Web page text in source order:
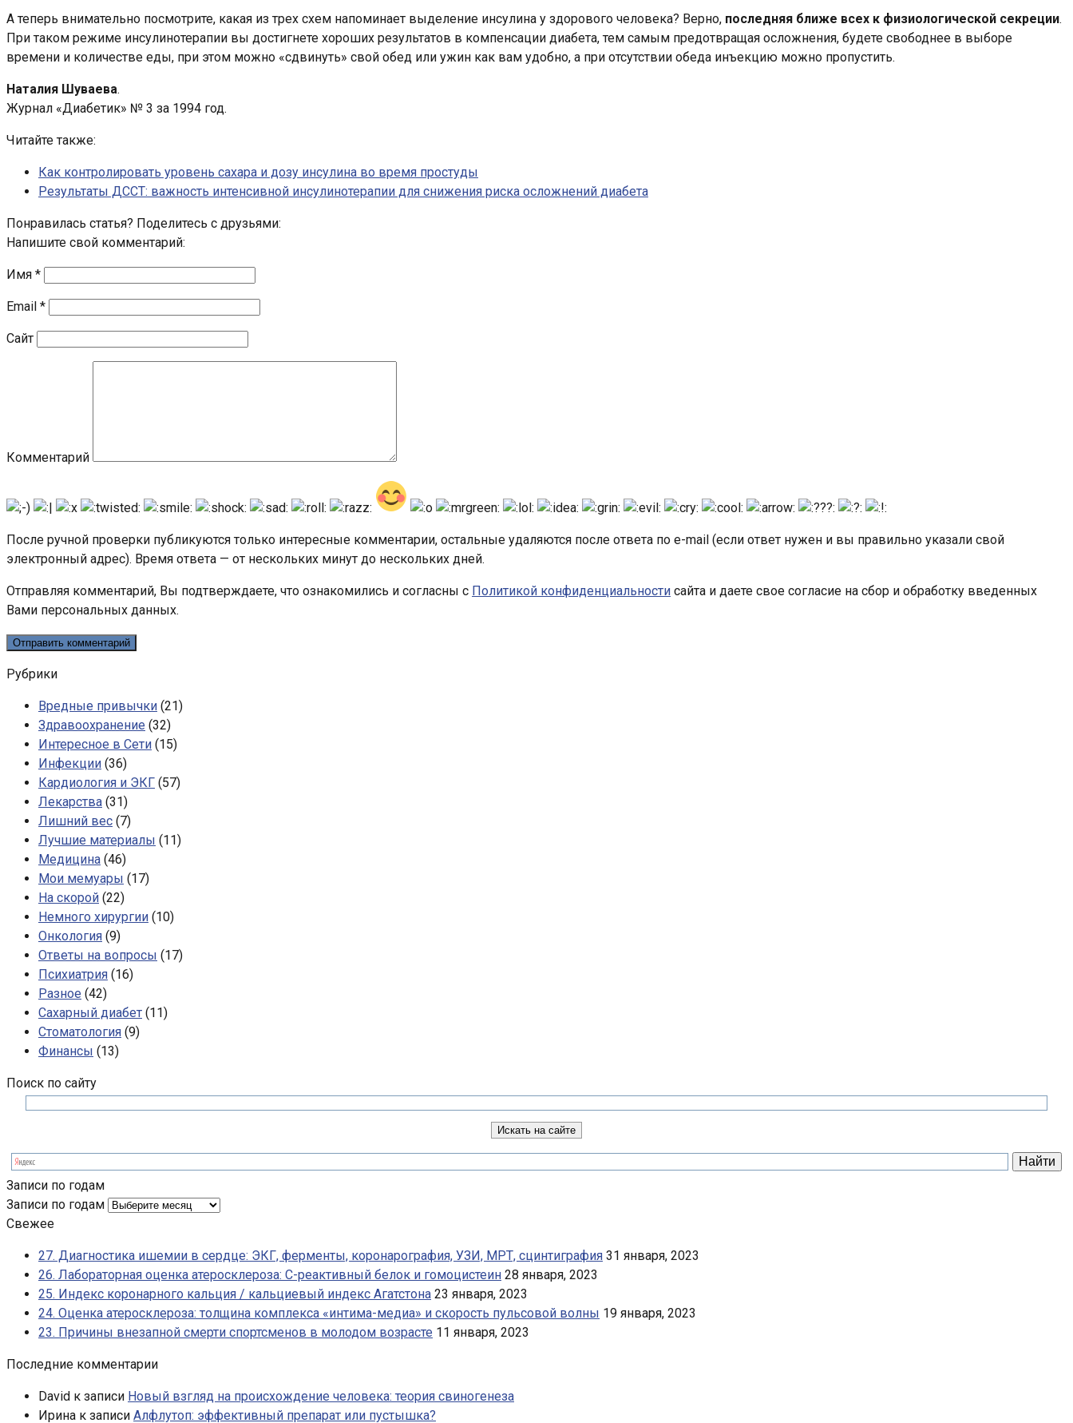
А теперь внимательно посмотрите, какая из трех схем напоминает выделение инсулина у здорового человека? Верно, последняя ближе всех к физиологической секреции.
При таком режиме инсулинотерапии вы достигнете хороших результатов в компенсации диабета, тем самым предотвращая осложнения, будете свободнее в выборе
времени и количестве еды, при этом можно «сдвинуть» свой обед или ужин как вам удобно, а при отсутствии обеда инъекцию можно пропустить.
Наталия Шуваева.
Журнал «Диабетик» № 3 за 1994 год.
Читайте также:
Как контролировать уровень сахара и дозу инсулина во время простуды
Результаты ДССТ: важность интенсивной инсулинотерапии для снижения риска осложнений диабета
Понравилась статья? Поделитесь с друзьями:
Напишите свой комментарий:
Имя *
Email *
Сайт
Комментарий
После ручной проверки публикуются только интересные комментарии, остальные удаляются после ответа по e-mail (если ответ нужен и вы правильно указали свой
электронный адрес). Время ответа — от нескольких минут до нескольких дней.
Отправляя комментарий, Вы подтверждаете, что ознакомились и согласны с Политикой конфиденциальности сайта и даете свое согласие на сбор и обработку введенных
Вами персональных данных.
Рубрики
Вредные привычки (21)
Здравоохранение (32)
Интересное в Сети (15)
Инфекции (36)
Кардиология и ЭКГ (57)
Лекарства (31)
Лишний вес (7)
Лучшие материалы (11)
Медицина (46)
Мои мемуары (17)
На скорой (22)
Немного хирургии (10)
Онкология (9)
Ответы на вопросы (17)
Психиатрия (16)
Разное (42)
Сахарный диабет (11)
Стоматология (9)
Финансы (13)
Поиск по сайту
Записи по годам
Записи по годам
Свежее
27. Диагностика ишемии в сердце: ЭКГ, ферменты, коронарография, УЗИ, МРТ, сцинтиграфия 31 января, 2023
26. Лабораторная оценка атеросклероза: С-реактивный белок и гомоцистеин 28 января, 2023
25. Индекс коронарного кальция / кальциевый индекс Агатстона 23 января, 2023
24. Оценка атеросклероза: толщина комплекса «интима-медиа» и скорость пульсовой волны 19 января, 2023
23. Причины внезапной смерти спортсменов в молодом возрасте 11 января, 2023
Последние комментарии
David к записи Новый взгляд на происхождение человека: теория свиногенеза
Ирина к записи Алфлутоп: эффективный препарат или пустышка?